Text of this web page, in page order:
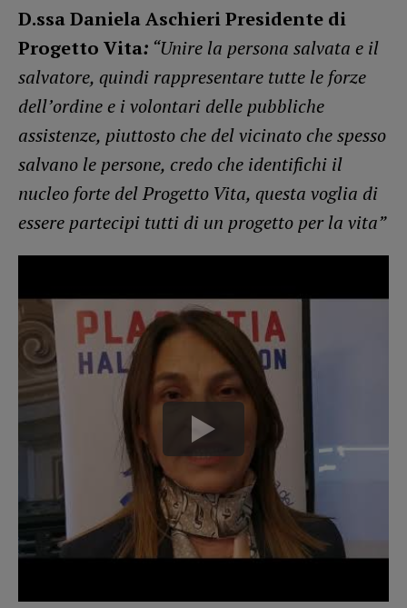
D.ssa Daniela Aschieri Presidente di
Progetto Vita: “Unire la persona salvata e il
salvatore, quindi rappresentare tutte le forze
dell’ordine e i volontari delle pubbliche
assistenze, piuttosto che del vicinato che spesso
salvano le persone, credo che identifichi il
nucleo forte del Progetto Vita, questa voglia di
essere partecipi tutti di un progetto per la vita”